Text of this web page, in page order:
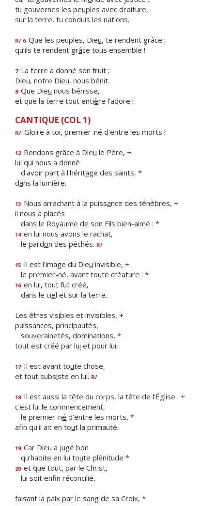
tu gouvernes les peuples avec droiture,
sur la terre, tu conduis les nations.
R/ 6 Que les peuples, Dieu, te rendent grâce ;
qu’ils te rendent grâce tous ensemble !
7 La terre a donné son fruit ;
Dieu, notre Dieu, nous bénit.
8 Que Dieu nous bénisse,
et que la terre tout entière l’adore !
CANTIQUE (COL 1)
R/ Gloire à toi, premier-né d'entre les morts !
12 Rendons grâce à Dieu le Père, +
lui qui nous a donné
d'avoir part à l'héritage des saints, *
dans la lumière.
13 Nous arrachant à la puissance des ténèbres, +
il nous a placés
dans le Royaume de son Fils bien-aimé : *
14 en lui nous avons le rachat,
le pardon des péchés. R/
15 Il est l'image du Dieu invisible, +
le premier-né, avant toute créature : *
16 en lui, tout fut créé,
dans le ciel et sur la terre.
Les êtres visibles et invisibles, +
puissances, principautés,
souverainetés, dominations, *
tout est créé par lui et pour lui.
17 Il est avant toute chose,
et tout subsiste en lui. R/
18 Il est aussi la tête du corps, la tête de l'Église : +
c'est lui le commencement,
le premier-né d'entre les morts, *
afin qu'il ait en tout la primauté.
19 Car Dieu a jugé bon
qu'habite en lui toute plénitude *
20 et que tout, par le Christ,
lui soit enfn réconcilié,
faisant la paix par le sang de sa Croix, *